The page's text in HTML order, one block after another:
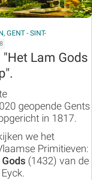
GENT - SINT-
Lam Gods
geopende Gents
in 1817.
we het
Primitieven:
(1432) van de